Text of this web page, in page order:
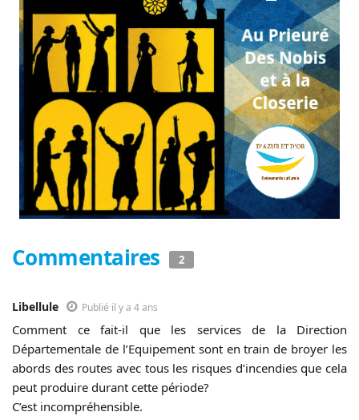
Commentaires 2
Libellule Publié il y a 4 ans
Comment ce fait-il que les services de la Direction
Départementale de l’Equipement sont en train de broyer les
abords des routes avec tous les risques d’incendies que cela
peut produire durant cette période?
C’est incompréhensible.